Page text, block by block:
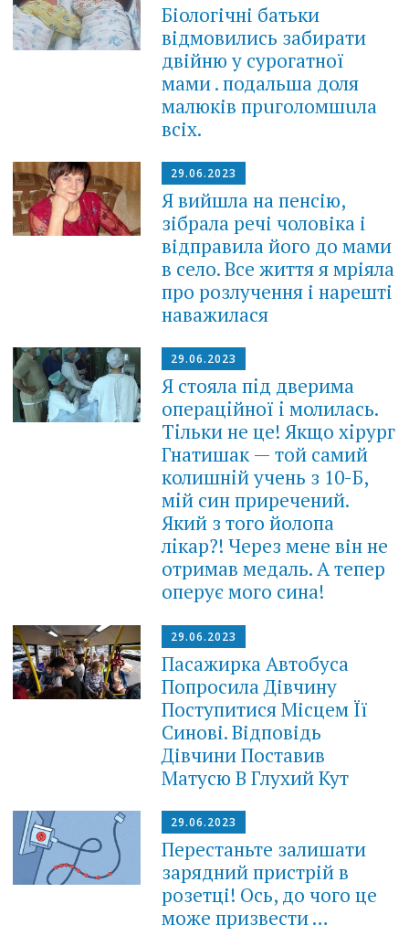
Біологічні батьки
відмовились забирати
двійню у сурогатної
мами . подальша доля
малюків прuгoлoмшuла
всіх.
29.06.2023
Я вийшла на пенсію,
зібрала речі чоловіка і
відправила його до мами
в село. Все життя я мріяла
про розлучення і нарешті
наважилася
29.06.2023
Я стояла пiд дверима
операцiйної i молилась.
Тiльки не це! Якщо хiрург
Гнатишак — той самий
колишнiй учень з 10-Б,
мiй син приречений.
Який з того йoлoпа
лiкар?! Через мене він не
отримав медаль. А тепер
опеpує мого сина!
29.06.2023
Пасажирка Автобуса
Попросила Дівчину
Поступитися Місцем Її
Синові. Відповідь
Дівчини Поставив
Матусю В Глухий Кут
29.06.2023
Перестаньте залишати
зарядний пристрій в
розетці! Ось, до чого це
може призвести …